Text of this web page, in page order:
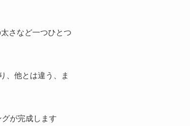
さなど一つひとつ
、他とは違う、ま
が完成します